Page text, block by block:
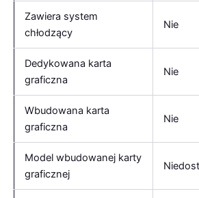
Zawiera system
chłodzący
Nie
Dedykowana karta
graficzna
Nie
Wbudowana karta
graficzna
Nie
Model wbudowanej karty
graficznej